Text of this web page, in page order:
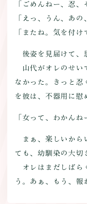
「ごめんねー、忍、
「えっ、うん、あの
「またね。気を付け
後姿を見届けて、
山代がオレのせい
なかった。きっと忍
を彼は、不器用に慰
「女って、わかんね
まぁ、楽しいから
ても、幼馴染の大切
オレはまだしばら
う。あぁ、もう、報